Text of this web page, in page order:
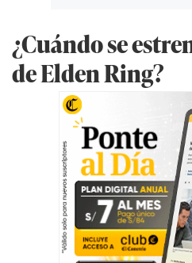
¿Cuándo se
de Elden Ring?